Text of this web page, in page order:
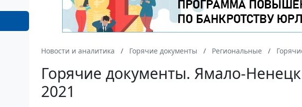
Новости и аналитика Горячие документы Региональные
Горячие документы. Ямало-
2021